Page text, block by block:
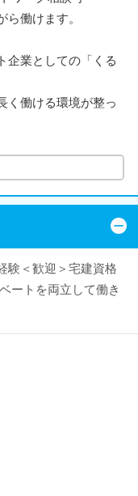
働けます。
企業としての「くる
く働ける環境が整っ
験＜歓迎＞宅建資格
ートを両立して働き